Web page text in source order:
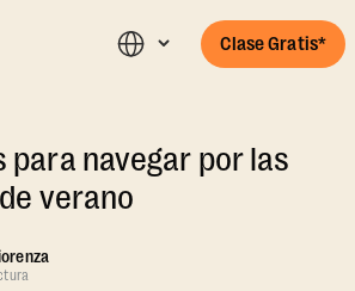
Clase Gratis*
para navegar por las
verano